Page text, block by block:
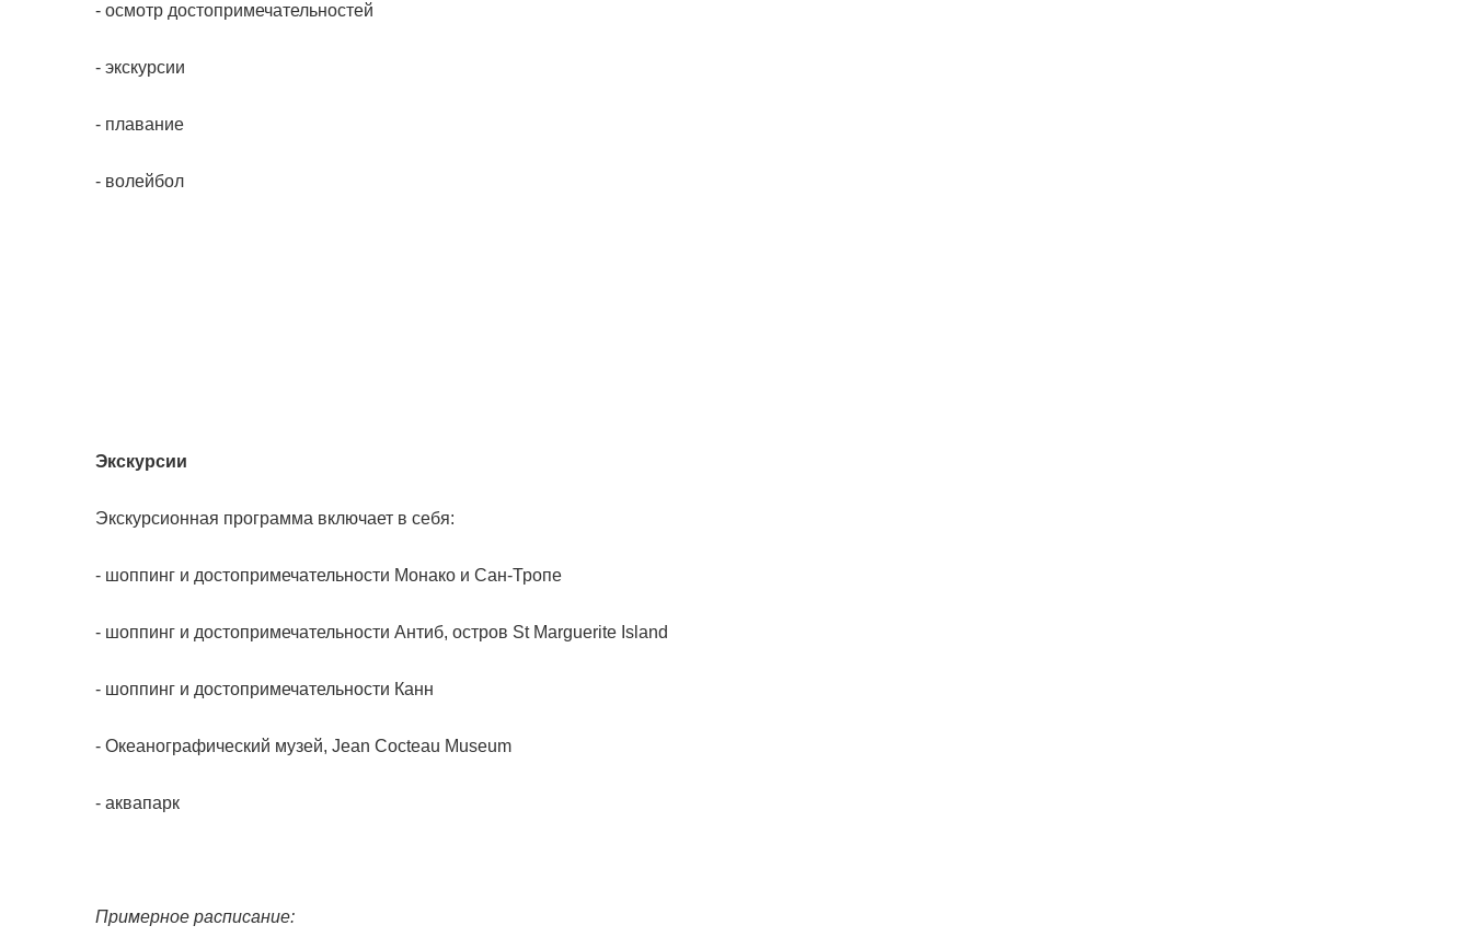
- осмотр достопримечательностей
- экскурсии
- плавание
- волейбол
Экскурсии
Экскурсионная программа включает в себя:
- шоппинг и достопримечательности Монако и Сан-Тропе
- шоппинг и достопримечательности Антиб, остров St Marguerite Island
- шоппинг и достопримечательности Канн
- Океанографический музей, Jean Cocteau Museum
- аквапарк
Примерное расписание: